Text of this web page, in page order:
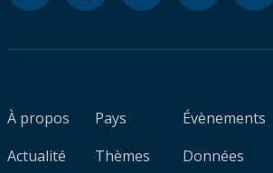
À propos
Actualité
Pays
Thèmes
Évènements
Données